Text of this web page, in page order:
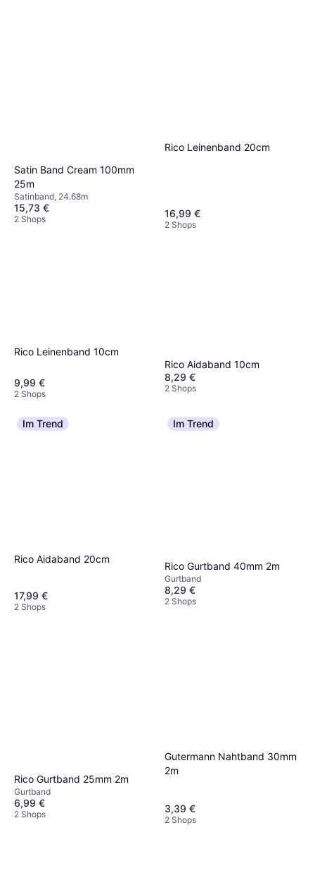
Satin Band Cream 100mm
25m
Satinband, 24.68m
15,73 €
2 Shops
Rico Leinenband 20cm
16,99 €
2 Shops
Rico Leinenband 10cm
9,99 €
2 Shops
Rico Aidaband 10cm
8,29 €
2 Shops
Im Trend
Rico Aidaband 20cm
17,99 €
2 Shops
Im Trend
Rico Gurtband 40mm 2m
Gurtband
8,29 €
2 Shops
Rico Gurtband 25mm 2m
Gurtband
6,99 €
2 Shops
Gutermann Nahtband 30mm
2m
3,39 €
2 Shops